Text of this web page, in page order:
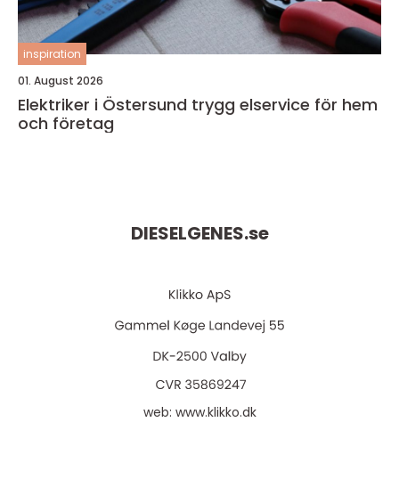
inspiration
01. August 2026
Elektriker i Östersund trygg elservice för hem
och företag
DIESELGENES.se
web: www.klikko.dk